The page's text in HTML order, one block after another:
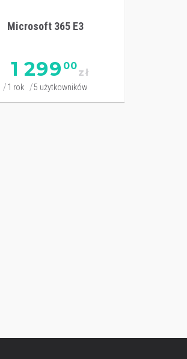
Microsoft 365 E3
1 299 00
zł
1 rok 5 użytkowników